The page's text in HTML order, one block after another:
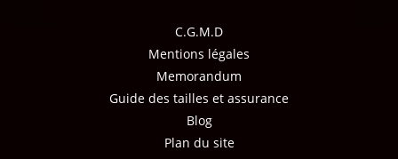
C.G.M.D
Mentions légales
Memorandum
Guide des tailles et assurance
Blog
Plan du site